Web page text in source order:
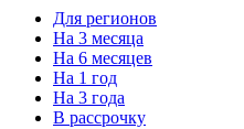
Для регионов
На 3 месяца
На 6 месяцев
На 1 год
На 3 года
В рассрочку